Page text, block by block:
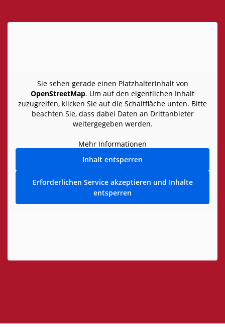
Sie sehen gerade einen Platzhalterinhalt von
OpenStreetMap. Um auf den eigentlichen Inhalt
zuzugreifen, klicken Sie auf die Schaltfläche unten. Bitte
beachten Sie, dass dabei Daten an Drittanbieter
weitergegeben werden.
Mehr Informationen
Inhalt entsperren
Erforderlichen Service akzeptieren und Inhalte
entsperren